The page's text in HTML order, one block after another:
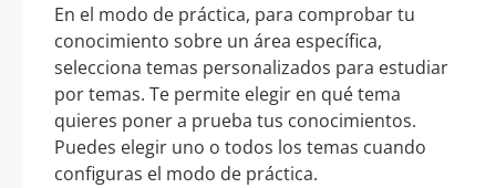
En el modo de práctica, para comprobar tu
conocimiento sobre un área específica,
selecciona temas personalizados para estudiar
por temas. Te permite elegir en qué tema
quieres poner a prueba tus conocimientos.
Puedes elegir uno o todos los temas cuando
configuras el modo de práctica.